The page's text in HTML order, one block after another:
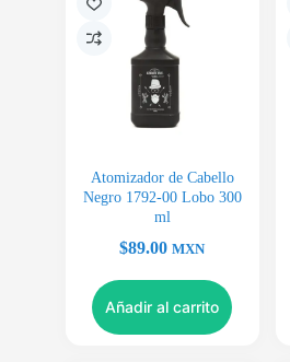
Atomizador de Cabello
Negro 1792-00 Lobo 300
ml
$89.00 MXN
Añadir al carrito